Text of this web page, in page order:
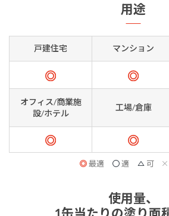
用途
戸建住宅 マンション
オフィス/商業施
設/ホテル
工場/倉庫
最適 適 可
使用量、
1缶当たりの塗り面